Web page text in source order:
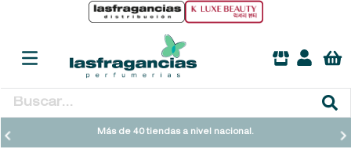
Buscar...
Más de 40 tiendas a nivel nacional.
TÉRMINOS MÁS BUSCADOS